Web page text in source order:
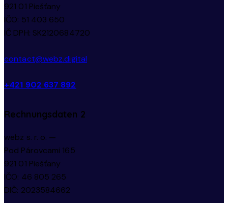
921 01 Piešťany
IČO: 51 403 650
IČ DPH: SK2120684720
contact@webz.digital
+421 902 637 892
Rechnungsdaten 2
webz s. r. o. —
Pod Párovcami 165
921 01 Piešťany
IČO: 46 805 265
DIČ: 2023584662